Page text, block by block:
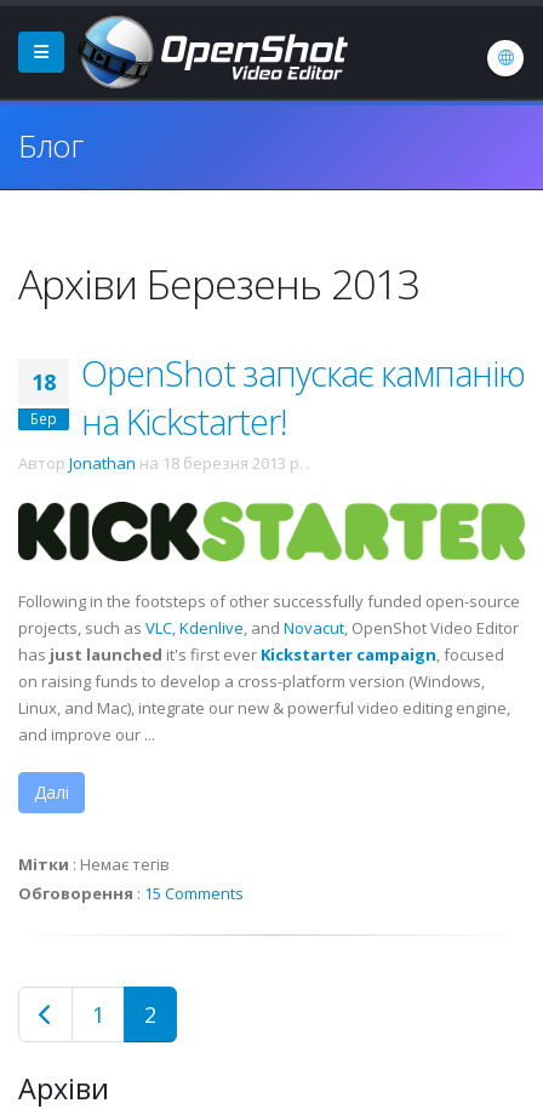
Блог
Архіви Березень 2013
18
Бер
OpenShot запускає кампанію
на Kickstarter!
Автор Jonathan на 18 березня 2013 р. .
Following in the footsteps of other successfully funded open-source
projects, such as VLC,Kdenlive, and Novacut, OpenShot Video Editor
has just launched it's first ever Kickstarter campaign, focused
on raising funds to develop a cross-platform version (Windows,
Linux, and Mac), integrate our new & powerful video editing engine,
and improve our ...
Далі
Мітки : Немає тегів
Обговорення : 15 Comments
1 2
Архіви